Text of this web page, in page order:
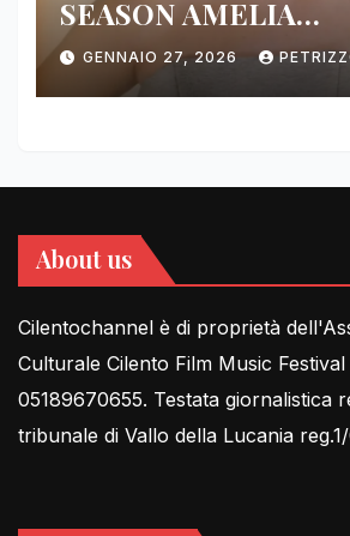
SEASON AMELIA
DIMOLDENBERG
FOR THIRD YEAR
GENNAIO 27, 2026
About us
Cilentochannel è di proprietà
Culturale Cilento Film Music Festival
05189670655. Testata giornalistica
tribunale di Vallo della Lucania